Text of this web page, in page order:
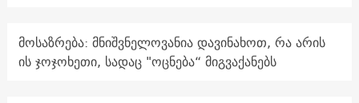
მოსაზრება: მნიშვნელოვანია დავინახოთ, რა არის
ის ჯოჯოხეთი, სადაც "ოცნება“ მიგვაქანებს